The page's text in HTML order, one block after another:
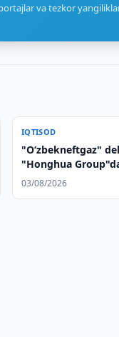
va tezkor
IQTISOD
"O‘zbekneftgaz"
"Honghua
dastgohlari
03/08/2026